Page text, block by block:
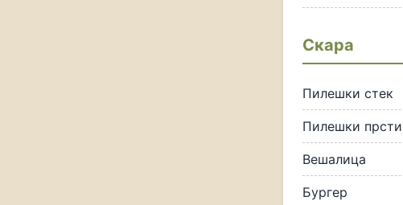
Скара
Пилешки стек
Пилешки прсти
Вешалица
Бургер